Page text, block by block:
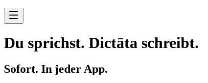
Du sprichst. Dictāta schreibt.
Sofort. In jeder App.